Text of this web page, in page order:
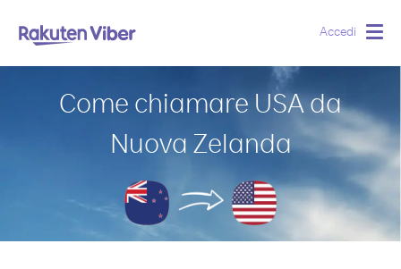
Accedi
Come chiamare USA da
Nuova Zelanda